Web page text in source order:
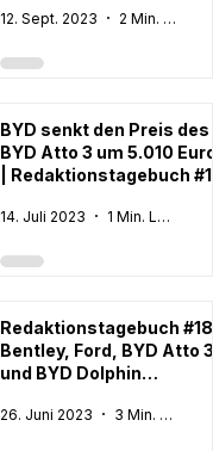
Daten
12. Sept. 2023 2 Min. Lesezeit
BYD senkt den Preis des
BYD Atto 3 um 5.010 Euro
| Redaktionstagebuch #19
14. Juli 2023 1 Min. Lesezeit
Redaktionstagebuch #18:
Bentley, Ford, BYD Atto 3
und BYD Dolphin
26. Juni 2023 3 Min. Lesezeit